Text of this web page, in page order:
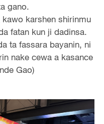
gano.
karshen shirinmu
fatan kun ji dadinsa.
ta fassara bayanin, ni
nake cewa a kasance
Gao)